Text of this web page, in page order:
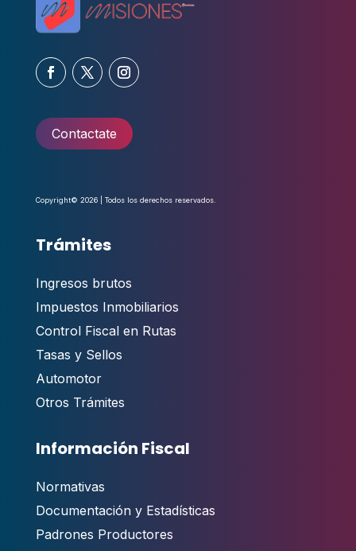
Contactate
Copyright© 2026 | Todos los derechos reservados.
Trámites
Ingresos brutos
Impuestos Inmobiliarios
Control Fiscal en Rutas
Tasas y Sellos
Automotor
Otros Trámites
Información Fiscal
Normativas
Documentación y Estadísticas
Padrones Productores